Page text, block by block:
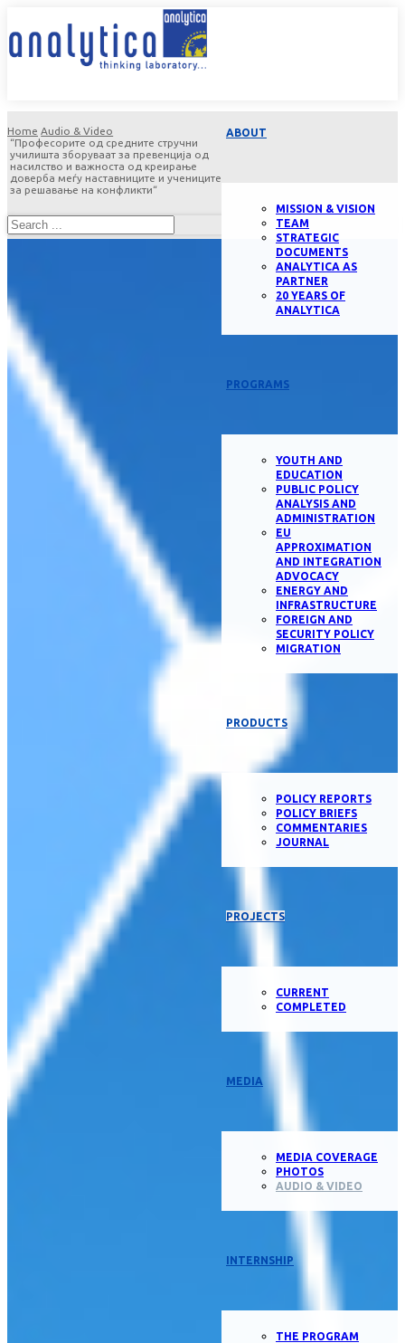
ABOUT
MISSION & VISION
TEAM
STRATEGIC
DOCUMENTS
ANALYTICA AS
PARTNER
20 YEARS OF
ANALYTICA
PROGRAMS
YOUTH AND
EDUCATION
PUBLIC POLICY
ANALYSIS AND
ADMINISTRATION
EU
APPROXIMATION
AND INTEGRATION
ADVOCACY
ENERGY AND
INFRASTRUCTURE
FOREIGN AND
SECURITY POLICY
MIGRATION
PRODUCTS
POLICY REPORTS
POLICY BRIEFS
COMMENTARIES
JOURNAL
PROJECTS
CURRENT
COMPLETED
MEDIA
MEDIA COVERAGE
PHOTOS
AUDIO & VIDEO
INTERNSHIP
THE PROGRAM
Home Audio & Video
“Професорите од средните стручни
училишта зборуваат за превенција од
насилство и важноста од креирање
доверба меѓу наставниците и учениците
за решавање на конфликти“